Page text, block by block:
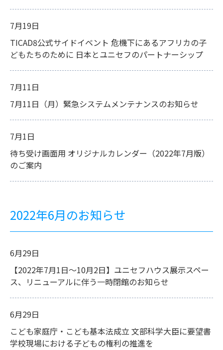
7月19日
TICAD8公式サイドイベント 危機下にあるアフリカの子
どもたちのために 日本とユニセフのパートナーシップ
7月11日
7月11日（月）緊急システムメンテナンスのお知らせ
7月1日
待ち受け画面用 オリジナルカレンダー（2022年7月版）
のご案内
2022年6月のお知らせ
6月29日
【2022年7月1日～10月2日】ユニセフハウス展示スペー
ス、リニューアルに伴う一時閉館のお知らせ
6月29日
こども家庭庁・こども基本法成立 文部科学大臣に要望書
学校現場における子どもの権利の推進を